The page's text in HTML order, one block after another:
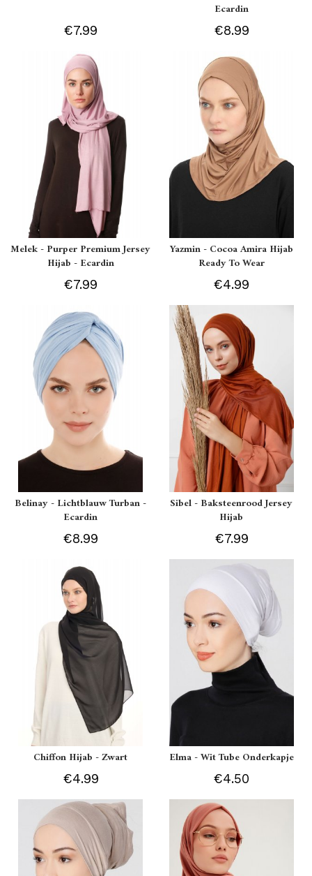
€7.99
Ecardin
€8.99
Melek - Purper Premium Jersey
Hijab - Ecardin
€7.99
Yazmin - Cocoa Amira Hijab
Ready To Wear
€4.99
Belinay - Lichtblauw Turban -
Ecardin
€8.99
Sibel - Baksteenrood Jersey
Hijab
€7.99
Chiffon Hijab - Zwart
€4.99
Elma - Wit Tube Onderkapje
€4.50